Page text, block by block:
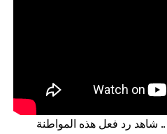
.. شاهد رد فعل هذه المواطنة